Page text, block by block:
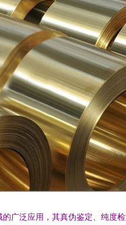
广泛应用，其真伪鉴定、纯度